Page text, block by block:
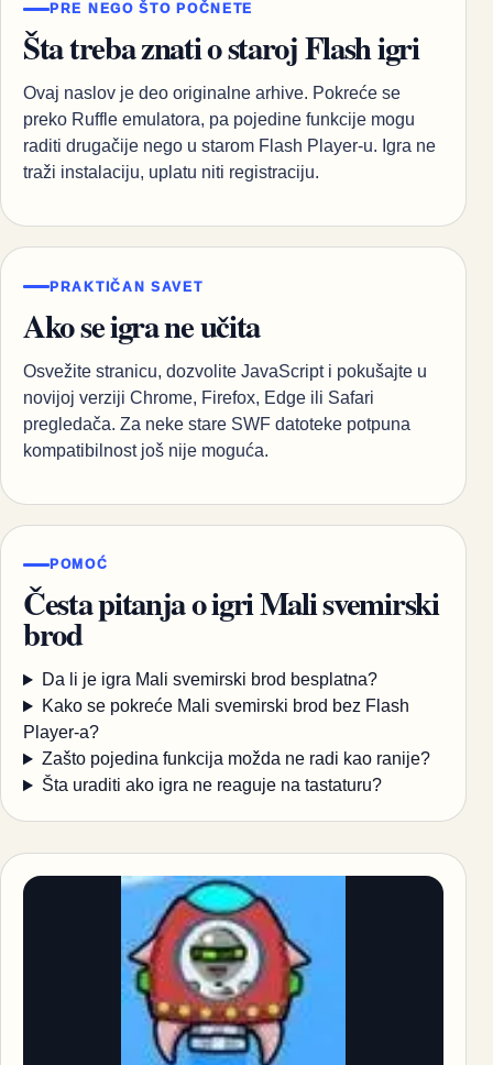
PRE NEGO ŠTO POČNETE
Šta treba znati o staroj Flash igri
Ovaj naslov je deo originalne arhive. Pokreće se
preko Ruffle emulatora, pa pojedine funkcije mogu
raditi drugačije nego u starom Flash Player-u. Igra ne
traži instalaciju, uplatu niti registraciju.
PRAKTIČAN SAVET
Ako se igra ne učita
Osvežite stranicu, dozvolite JavaScript i pokušajte u
novijoj verziji Chrome, Firefox, Edge ili Safari
pregledača. Za neke stare SWF datoteke potpuna
kompatibilnost još nije moguća.
POMOĆ
Česta pitanja o igri Mali svemirski
brod
Da li je igra Mali svemirski brod besplatna?
Kako se pokreće Mali svemirski brod bez Flash
Player-a?
Zašto pojedina funkcija možda ne radi kao ranije?
Šta uraditi ako igra ne reaguje na tastaturu?